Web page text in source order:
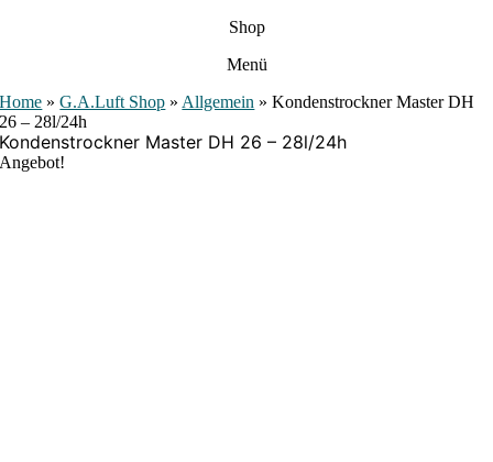
Shop
Menü
Home »G.A.Luft Shop » Allgemein »Kondenstrockner Master DH
26 – 28l/24h
Kondenstrockner Master DH 26 – 28l/24h
Angebot!